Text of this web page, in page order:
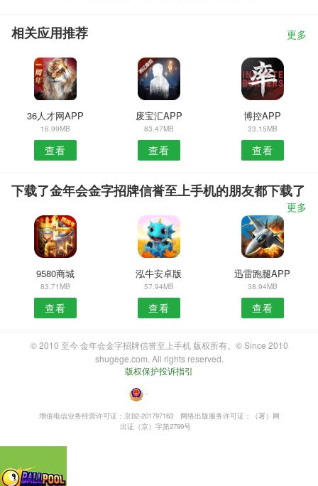
相关应用推荐 更多
36人才网APP
16.99MB
查看
废宝汇APP
83.47MB
查看
博控APP
33.15MB
查看
下载了金年会金字招牌信誉至上手机的朋友都下载了
更多
9580商城
83.71MB
查看
泓牛安卓版
57.94MB
查看
迅雷跑腿APP
38.94MB
查看
© 2010 至今 金年会金字招牌信誉至上手机 版权所有。© Since 2010
shugege.com. All rights reserved.
版权保护投诉指引
・
增值电信业务经营许可证：京B2-201797163
网络出版服务许可证：（署）网
出证（京）字第2799号